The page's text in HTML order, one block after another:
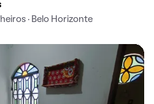
· Belo Horizonte